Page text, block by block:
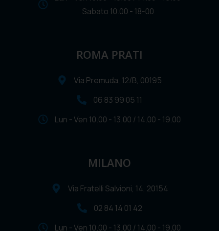
Sabato 10.00 - 18-00
ROMA PRATI
Via Premuda, 12/B, 00195
06 83 99 05 11
Lun - Ven 10.00 - 13.00 / 14.00 - 19.00
MILANO
Via Fratelli Salvioni, 14, 20154
02 84 14 01 42
Lun - Ven 10.00 - 13.00 / 14.00 - 19.00